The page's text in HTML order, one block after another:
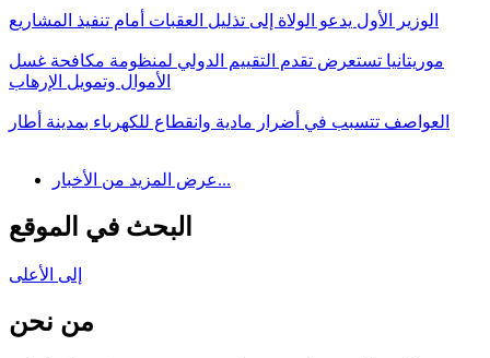
الوزير الأول يدعو الولاة إلى تذليل العقبات أمام تنفيذ المشاريع
موريتانيا تستعرض تقدم التقييم الدولي لمنظومة مكافحة غسل
الأموال وتمويل الإرهاب
العواصف تتسبب في أضرار مادية وانقطاع للكهرباء بمدينة أطار
عرض المزيد من الأخبار...
البحث في الموقع
إلى الأعلى
من نحن